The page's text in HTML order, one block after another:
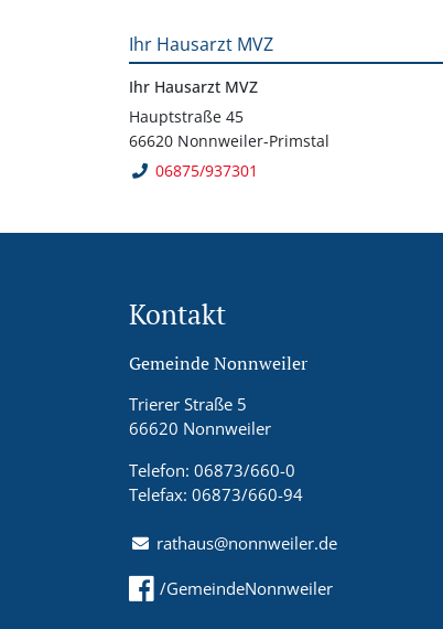
Ihr Hausarzt MVZ
Ihr Hausarzt MVZ
Hauptstraße 45
66620 Nonnweiler-Primstal
06875/937301
Kontakt
Gemeinde Nonnweiler
Trierer Straße 5
66620 Nonnweiler
Telefon: 06873/660-0
Telefax: 06873/660-94
rathaus@nonnweiler.de
/GemeindeNonnweiler